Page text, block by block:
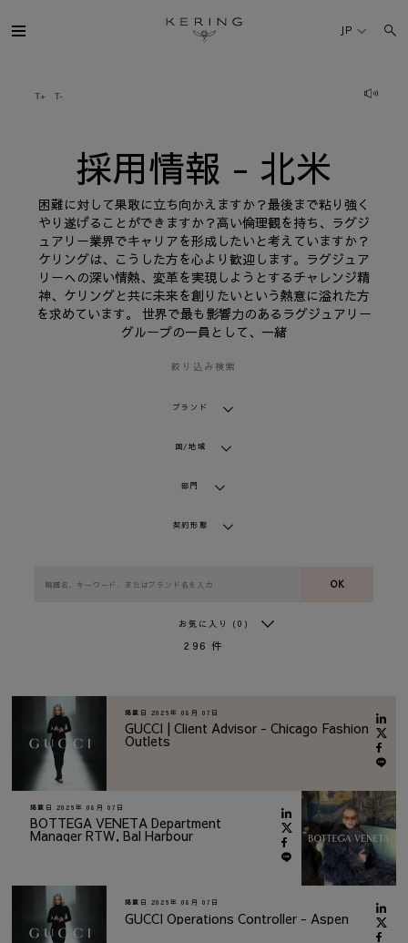
用
情
サステナビリティ
FINANCE
採用情報
JP
採用情報 - 北米
困難に対して果敢に立ち向かえますか？最後まで粘り強く
やり遂げることができますか？高い倫理観を持ち、ラグジ
ュアリー業界でキャリアを形成したいと考えていますか？
ケリングは、こうした方を心より歓迎します。ラグジュア
リーへの深い情熱、変革を実現しようとするチャレンジ精
神、ケリングと共に未来を創りたいという熱意に溢れた方
を求めています。 世界で最も影響力のあるラグジュアリー
グループの一員として、一緒
絞り込み検索
ブランド
国/地域
部門
契約形態
OK
お気に入り (0)
296 件
掲載日 2026年 08月 07日
GUCCI | Client Advisor - Chicago Fashion
Outlets
掲載日 2026年 08月 07日
BOTTEGA VENETA Department
Manager RTW, Bal Harbour
掲載日 2026年 08月 07日
GUCCI Operations Controller - Aspen